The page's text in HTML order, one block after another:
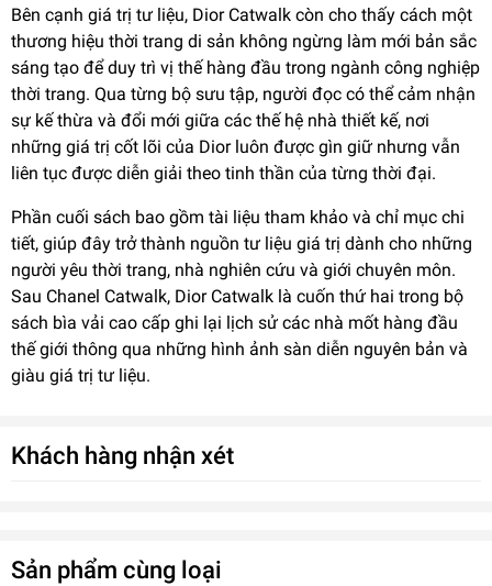
Bên cạnh giá trị tư liệu, Dior Catwalk còn cho thấy cách một
thương hiệu thời trang di sản không ngừng làm mới bản sắc
sáng tạo để duy trì vị thế hàng đầu trong ngành công nghiệp
thời trang. Qua từng bộ sưu tập, người đọc có thể cảm nhận
sự kế thừa và đổi mới giữa các thế hệ nhà thiết kế, nơi
những giá trị cốt lõi của Dior luôn được gìn giữ nhưng vẫn
liên tục được diễn giải theo tinh thần của từng thời đại.
Phần cuối sách bao gồm tài liệu tham khảo và chỉ mục chi
tiết, giúp đây trở thành nguồn tư liệu giá trị dành cho những
người yêu thời trang, nhà nghiên cứu và giới chuyên môn.
Sau Chanel Catwalk, Dior Catwalk là cuốn thứ hai trong bộ
sách bìa vải cao cấp ghi lại lịch sử các nhà mốt hàng đầu
thế giới thông qua những hình ảnh sàn diễn nguyên bản và
giàu giá trị tư liệu.
Khách hàng nhận xét
Sản phẩm cùng loại